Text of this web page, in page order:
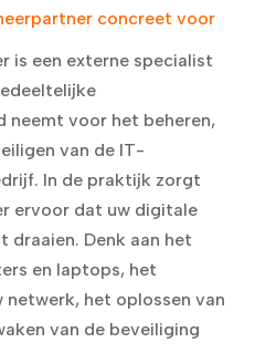
concreet voor
is een externe specialist
neemt voor het beheren,
van de IT-
In de praktijk zorgt
ervoor dat uw digitale
draaien. Denk aan het
en laptops, het
netwerk, het oplossen van
van de beveiliging